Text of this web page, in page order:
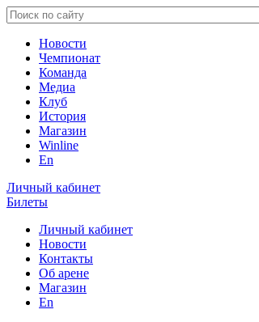
Новости
Чемпионат
Команда
Медиа
Клуб
История
Магазин
Winline
En
Личный кабинет
Билеты
Личный кабинет
Новости
Контакты
Об арене
Магазин
En